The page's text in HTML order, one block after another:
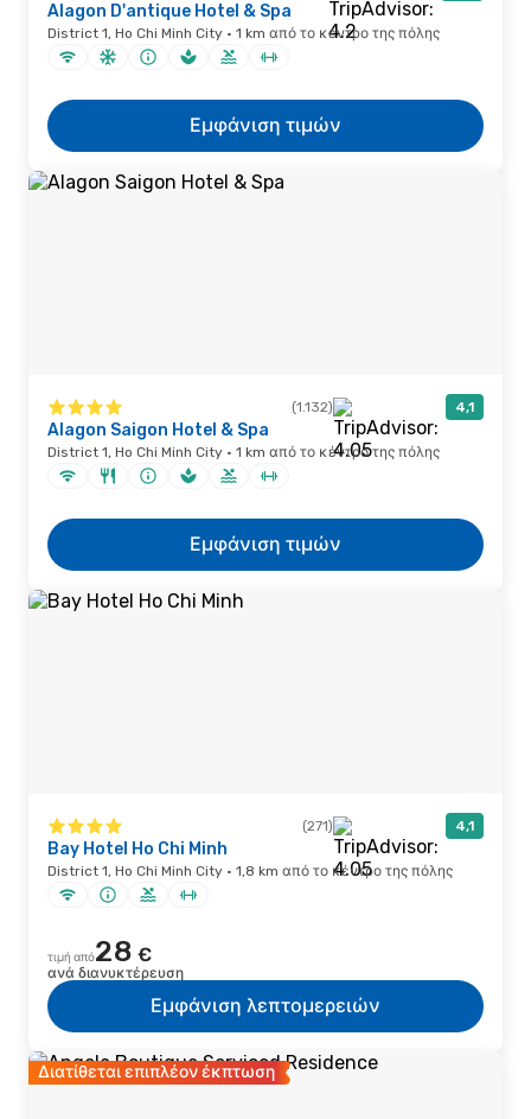
Alagon D'antique Hotel & Spa
District 1, Ho Chi Minh City · 1 km από το κέντρο της πόλης
Εμφάνιση τιμών
(1.132) 4,1
Alagon Saigon Hotel & Spa
District 1, Ho Chi Minh City · 1 km από το κέντρο της πόλης
Εμφάνιση τιμών
(271) 4,1
Bay Hotel Ho Chi Minh
District 1, Ho Chi Minh City · 1,8 km από το κέντρο της πόλης
τιμή από28 €
ανά διανυκτέρευση
Εμφάνιση λεπτομερειών
Διατίθεται επιπλέον έκπτωση